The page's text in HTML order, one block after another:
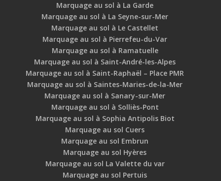
Marquage au sol à La Garde
Marquage au sol à La Seyne-sur-Mer
Marquage au sol à Le Castellet
Marquage au sol à Pierrefeu-du-Var
Marquage au sol à Ramatuelle
Marquage au sol à Saint-André-les-Alpes
Marquage au sol à Saint-Raphaël – Place PMR
Marquage au sol à Saintes-Maries-de-la-Mer
Marquage au sol à Sanary-sur-Mer
Marquage au sol à Solliès-Pont
Marquage au sol à Sophia Antipolis Biot
Marquage au sol Cuers
Marquage au sol Embrun
Marquage au sol Hyères
Marquage au sol La Valette du var
Marquage au sol Pertuis